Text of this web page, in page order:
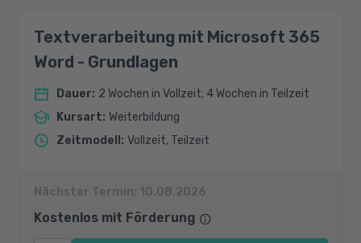
Textverarbeitung mit Microsoft 365
Word - Grundlagen
Dauer: 2 Wochen in Vollzeit; 4 Wochen in Teilzeit
Kursart: Weiterbildung
Zeitmodell : Vollzeit, Teilzeit
Nächster Termin: 10.08.2026
Kostenlos mit Förderung